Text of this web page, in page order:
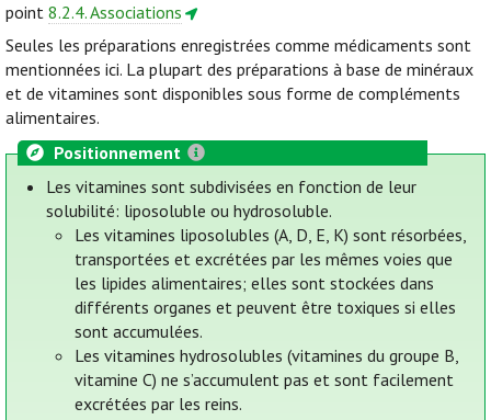
point 8.2.4. Associations
Seules les préparations enregistrées comme médicaments sont
mentionnées ici. La plupart des préparations à base de minéraux
et de vitamines sont disponibles sous forme de compléments
alimentaires.
Positionnement
Les vitamines sont subdivisées en fonction de leur
solubilité: liposoluble ou hydrosoluble.
Les vitamines liposolubles (A, D, E, K) sont résorbées,
transportées et excrétées par les mêmes voies que
les lipides alimentaires; elles sont stockées dans
différents organes et peuvent être toxiques si elles
sont accumulées.
Les vitamines hydrosolubles (vitamines du groupe B,
vitamine C) ne s’accumulent pas et sont facilement
excrétées par les reins.